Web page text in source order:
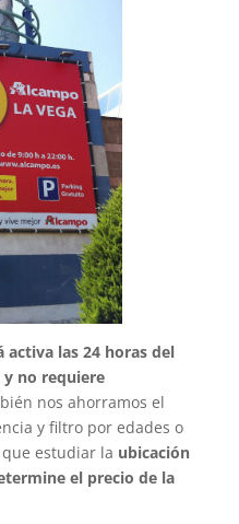
activa las 24 horas del
y no requiere
nos ahorramos el
y filtro por edades o
estudiar la ubicación
el precio de la